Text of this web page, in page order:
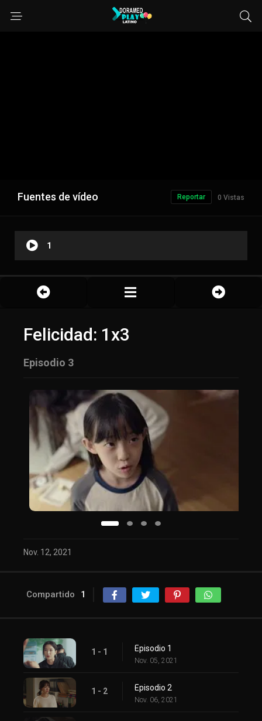
Fuentes de vídeo 0 Vistas
Reportar
1
Felicidad: 1x3
Episodio 3
Nov. 12, 2021
Compartido 1
1 - 1 Episodio 1
Nov. 05, 2021
1 - 2 Episodio 2
Nov. 06, 2021